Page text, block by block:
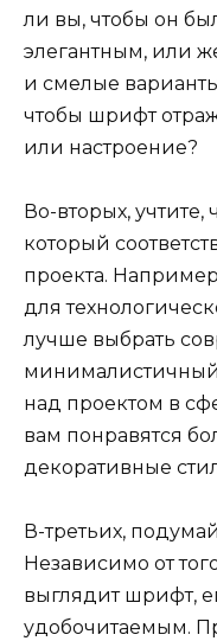
ли вы, чтобы он
элегантным, или
и смелые
чтобы шрифт
или настроение?
Во-вторых, учтите,
который
проекта.
для
лучше выбрать
над проектом в
вам понравятся
декоративные
В-третьих,
Независимо от
выглядит шрифт,
удобочитаемым.